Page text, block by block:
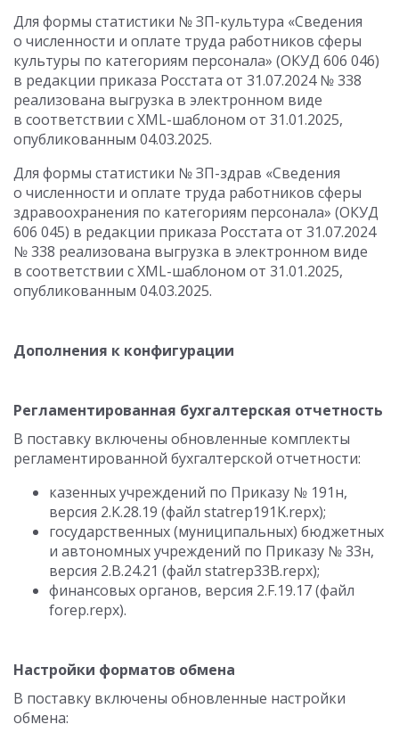
Для формы статистики № ЗП-культура «Сведения
о численности и оплате труда работников сферы
культуры по категориям персонала» (ОКУД 606 046)
в редакции приказа Росстата от 31.07.2024№ 338
реализована выгрузка в электронном виде
в соответствии с XML-шаблоном от 31.01.2025,
опубликованным 04.03.2025.
Для формы статистики № ЗП-здрав «Сведения
о численности и оплате труда работников сферы
здравоохранения по категориям персонала» (ОКУД
606 045) в редакции приказа Росстата от 31.07.2024
№ 338 реализована выгрузка в электронном виде
в соответствии с XML-шаблоном от 31.01.2025,
опубликованным 04.03.2025.
Дополнения к конфигурации
Регламентированная бухгалтерская отчетность
В поставку включены обновленные комплекты
регламентированной бухгалтерской отчетности:
казенных учреждений по Приказу № 191н,
версия 2.K.28.19 (файл statrep191K.repx);
государственных (муниципальных) бюджетных
и автономных учреждений по Приказу № 33н,
версия 2.B.24.21 (файл statrep33B.repx);
финансовых органов, версия 2.F.19.17 (файл
forep.repx).
Настройки форматов обмена
В поставку включены обновленные настройки
обмена: